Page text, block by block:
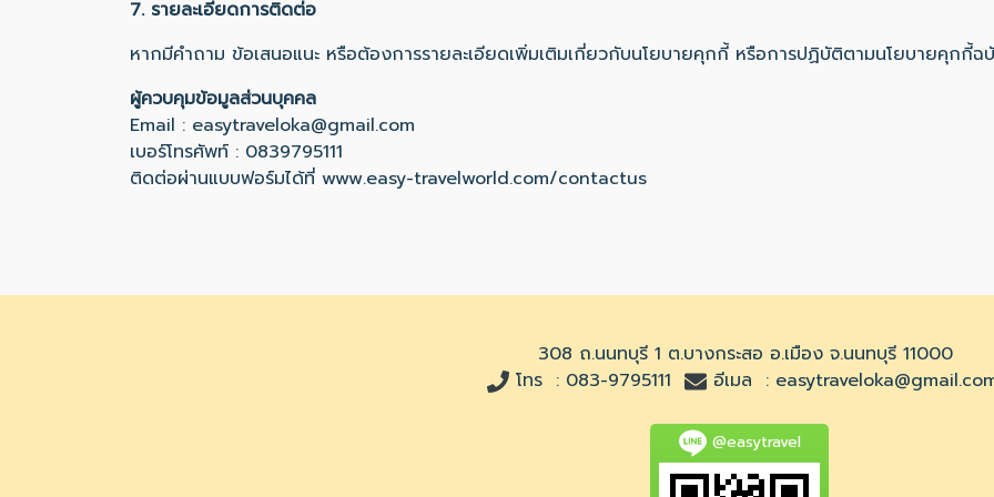
7. รายละเอียดการติดต่อ
หากมีคำถาม ข้อเสนอแนะ หรือต้องการรายละเอียดเพิ่มเติมเกี่ยวกับนโยบายคุกกี้ หรือการปฏิบัติตามนโยบายคุกกี้
ผู้ควบคุมข้อมูลส่วนบุคคล
Email : easytraveloka@gmail.com
เบอร์โทรศัพท์ : 0839795111
ติดต่อผ่านแบบฟอร์มได้ที่ www.easy-travelworld.com/contactus
308 ถ.นนทบุรี 1 ต.บางกระสอ อ.เมือง จ.นนทบุรี 11000
โทร : 083-9795111 อีเมล :
@easytravel